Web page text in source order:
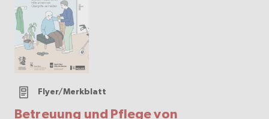
Betreuung und Pflege von
Flyer/Merkblatt